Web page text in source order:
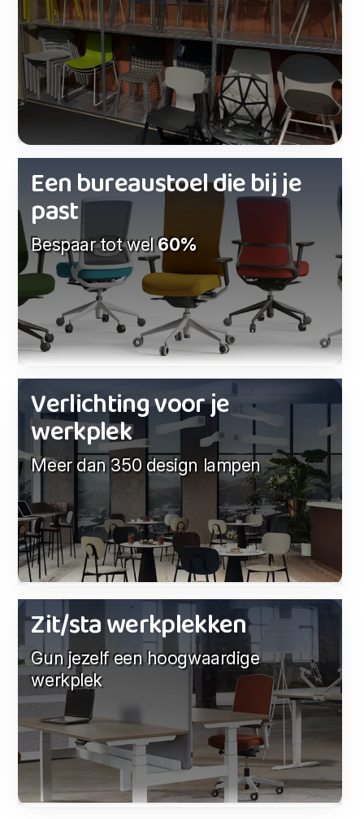
Een bureaustoel die bij je
past
Bespaar tot wel60%
Verlichting voor je
werkplek
Meer dan 350 design lampen
Zit/sta werkplekken
Gun jezelf een hoogwaardige
werkplek